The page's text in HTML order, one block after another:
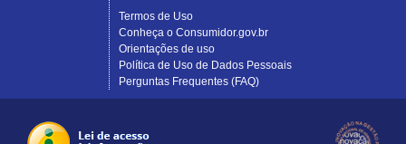
Termos de Uso
Conheça o Consumidor.gov.br
Orientações de uso
Política de Uso de Dados Pessoais
Perguntas Frequentes (FAQ)